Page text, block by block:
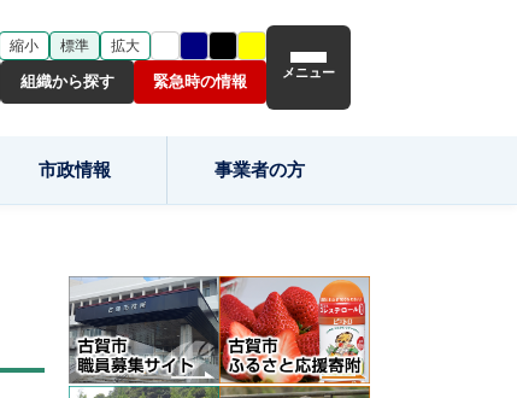
縮小 標準 拡大
組織から探す 緊急時の情報 メニュー
市政情報 事業者の方